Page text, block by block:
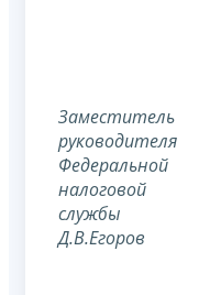
Заместитель
руководителя
Федеральной
налоговой
службы
Д.В.Егоров